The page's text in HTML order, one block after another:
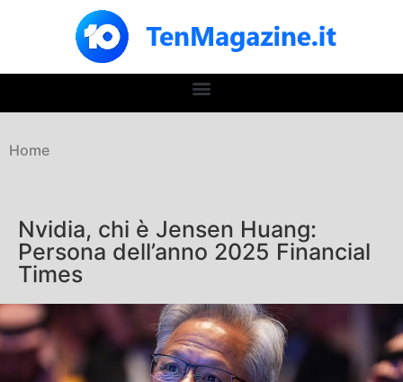
Home
Nvidia, chi è Jensen Huang:
Persona dell’anno 2025 Financial
Times